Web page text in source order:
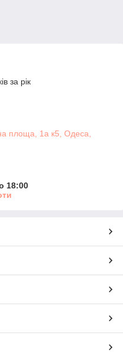
за рік
площа, 1а к5, Одеса,
18:00